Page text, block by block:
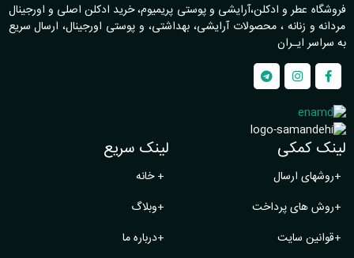
فروشگاه عطر و ادکلن،آرایشی و پوستی پریمیوم، خرید ادکلن اصلی و اورجینال
مردانه و زنانه ، محصولات آرایشی، بهداشتی، و پوستی اورجینال، ارسال سریع
به سراسر ایـران
لینک کمکی
+روشهای ارسال
+روش های پرداخت
+قوانین سایت
لینک سریع
+خانه
+وبلاگ
+درباره ما